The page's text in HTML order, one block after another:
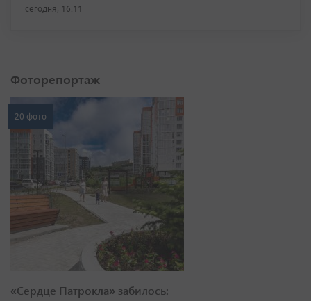
сегодня, 16:11
Фоторепортаж
20 фото
«Сердце Патрокла» забилось: